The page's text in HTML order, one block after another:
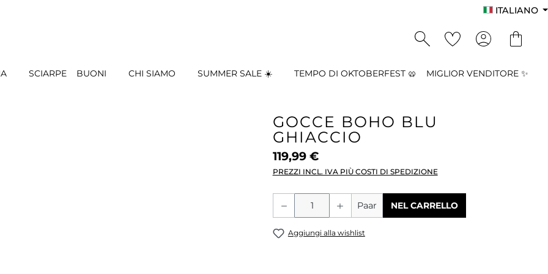
ITALIANO
SCIARPE BUONI CHI SIAMO SUMMER SALE ☀️ TEMPO DI OKTOBERFEST 🥨 MIGLIOR VENDITORE ✨
GOCCE BOHO BLU
GHIACCIO
119,99 €
PREZZI INCL. IVA PIÙ COSTI DI SPEDIZIONE
Quantità del prodotto: inserisci la
Paar NEL CARRELLO
Aggiungi alla wishlist